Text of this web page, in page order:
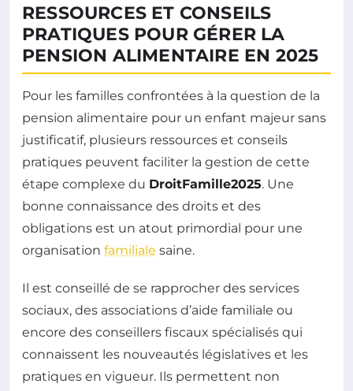
RESSOURCES ET CONSEILS
PRATIQUES POUR GÉRER LA
PENSION ALIMENTAIRE EN 2025
Pour les familles confrontées à la question de la
pension alimentaire pour un enfant majeur sans
justificatif, plusieurs ressources et conseils
pratiques peuvent faciliter la gestion de cette
étape complexe du DroitFamille2025. Une
bonne connaissance des droits et des
obligations est un atout primordial pour une
organisation familiale saine.
Il est conseillé de se rapprocher des services
sociaux, des associations d’aide familiale ou
encore des conseillers fiscaux spécialisés qui
connaissent les nouveautés législatives et les
pratiques en vigueur. Ils permettent non